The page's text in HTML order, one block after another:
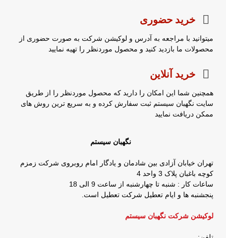
خرید حضوری
میتوانید با مراجعه به آدرس و لوکیشن شرکت به صورت حضوری از
محصولات ما بازدید کنید و محصول موردنظر را تهیه نمایید
خرید آنلاین
همچنین شما این امکان را دارید که محصول موردنظر را از طریق
سایت نگهبان سیستم ثبت سفارش کرده و به سریع ترین روش های
ممکن دریافت نمایید
نگهبان سیستم
تهران خیابان آزادی بین شادمان و یادگار امام روبروی شرکت زمزم
کوچه باغبان پلاک 3 واحد 4
ساعات کار : شنبه تا چهارشنبه از ساعت 9 الی 18
پنجشنبه ها و ایام تعطیل شرکت تعطیل است.
لوکیشن شرکت نگهبان سیستم